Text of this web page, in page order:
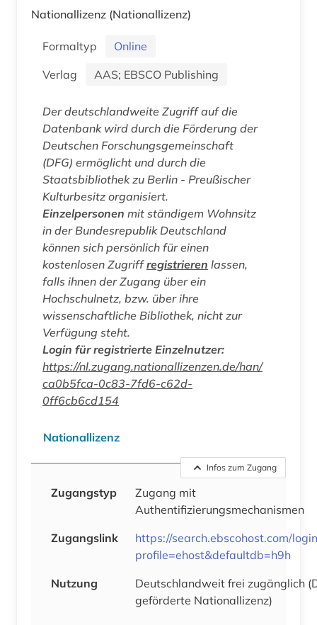
Nationallizenz (Nationallizenz)
Formaltyp
Online
Verlag
AAS; EBSCO Publishing
Der deutschlandweite Zugriff auf die
Datenbank wird durch die Förderung der
Deutschen Forschungsgemeinschaft
(DFG) ermöglicht und durch die
Staatsbibliothek zu Berlin - Preußischer
Kulturbesitz organisiert.
Einzelpersonen mit ständigem Wohnsitz
in der Bundesrepublik Deutschland
können sich persönlich für einen
kostenlosen Zugriffregistrieren lassen,
falls ihnen der Zugang über ein
Hochschulnetz, bzw. über ihre
wissenschaftliche Bibliothek, nicht zur
Verfügung steht.
Login für registrierte Einzelnutzer:
https://nl.zugang.nationallizenzen.de/han/
ca0b5fca-0c83-7fd6-c62d-
0ff6cb6cd154
Nationallizenz
Infos zum Zugang
Zugangstyp
Zugang mit
Authentifizierungsmechanismen
Zugangslink
https://search.ebscohost.com/
profile=ehost&defaultdb=h9h
Nutzung
Deutschlandweit frei zugänglich
geförderte Nationallizenz)